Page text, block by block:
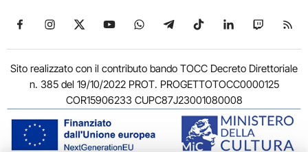
Seguici su Facebook
Seguici su Instagram
Seguici su X
Seguici su YouTube
Seguici su WhatsApp
Seguici su Telegram
Seguici su TikTok
Seguici su
Seguici
Sito realizzato con il contributo bando TOCC Decreto Direttoriale
n. 385 del 19/10/2022 PROT. PROGETTOTOCC0000125
COR15906233 CUPC87J23001080008